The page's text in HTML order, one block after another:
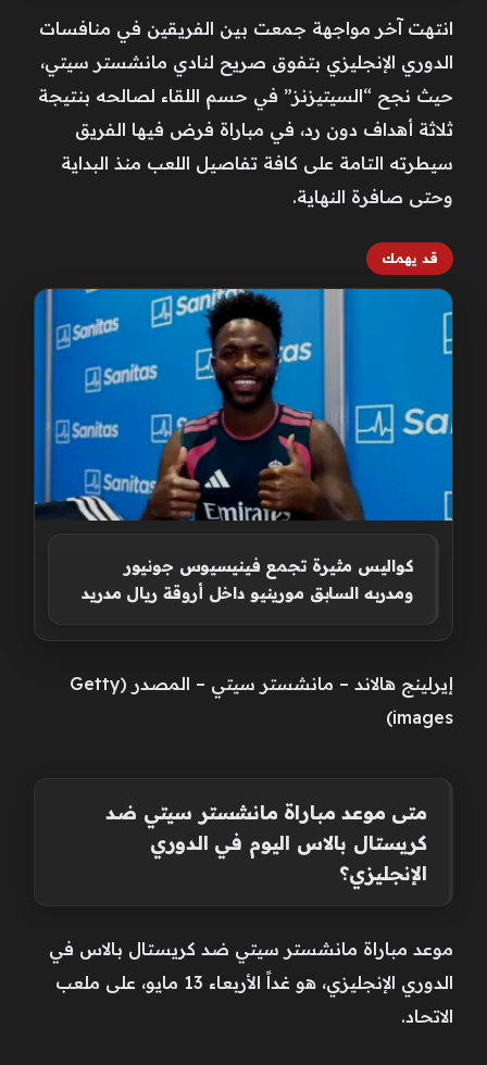
انتهت آخر مواجهة جمعت بين الفريقين في منافسات
الدوري الإنجليزي بتفوق صريح لنادي مانشستر سيتي،
حيث نجح “السيتيزنز” في حسم اللقاء لصالحه بنتيجة
ثلاثة أهداف دون رد، في مباراة فرض فيها الفريق
سيطرته التامة على كافة تفاصيل اللعب منذ البداية
وحتى صافرة النهاية.
قد يهمك
كواليس مثيرة تجمع فينيسيوس جونيور
ومدربه السابق مورينيو داخل أروقة ريال مدريد
إيرلينج هالاند – مانشستر سيتي – المصدر (Getty
images)
متى موعد مباراة مانشستر سيتي ضد
كريستال بالاس اليوم في الدوري
الإنجليزي؟
موعد مباراة مانشستر سيتي ضد كريستال بالاس في
الدوري الإنجليزي، هو غداً الأربعاء 13 مايو، على ملعب
الاتحاد.